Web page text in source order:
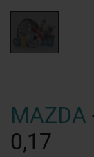
MAZDA
0,17